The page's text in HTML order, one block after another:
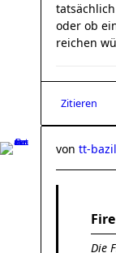
oder ob
reichen
Zitieren
von tt-
Die